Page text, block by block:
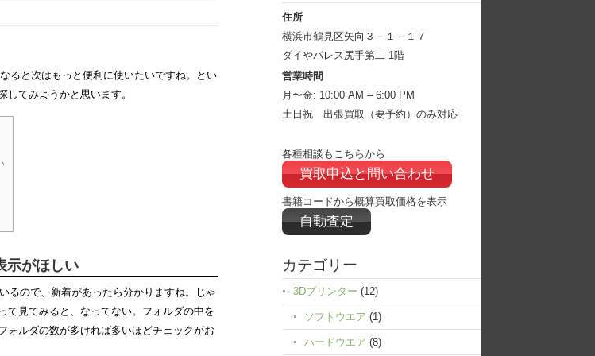
ると次はもっと便利に使いたいですね。とい
てみようかと思います。
示がほしい
るので、新着があったら分かりますね。じゃ
て見てみると、なってない。フォルダの中を
ォルダの数が多ければ多いほどチェックがお
住所
横浜市鶴見区矢向３－１－１７
ダイやパレス尻手第二 1階
営業時間
月〜金: 10:00 AM – 6:00 PM
土日祝 出張買取（要予約）のみ対応
各種相談もこちらから
買取申込と問い合わせ
書籍コードから概算買取価格を表示
自動査定
カテゴリー
3Dプリンター (12)
ソフトウエア (1)
ハードウエア (8)